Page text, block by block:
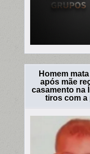
Homem
após mãe
casamento na
tiros com a